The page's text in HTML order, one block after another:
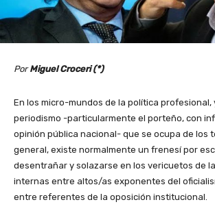
Por Miguel Croceri (*)
En los micro-mundos de la política profesional,
periodismo -particularmente el porteño, con
opinión pública nacional- que se ocupa de los
general, existe normalmente un frenesí por
desentrañar y solazarse en los vericuetos de
internas entre altos/as exponentes del
entre referentes de la oposición institucional.